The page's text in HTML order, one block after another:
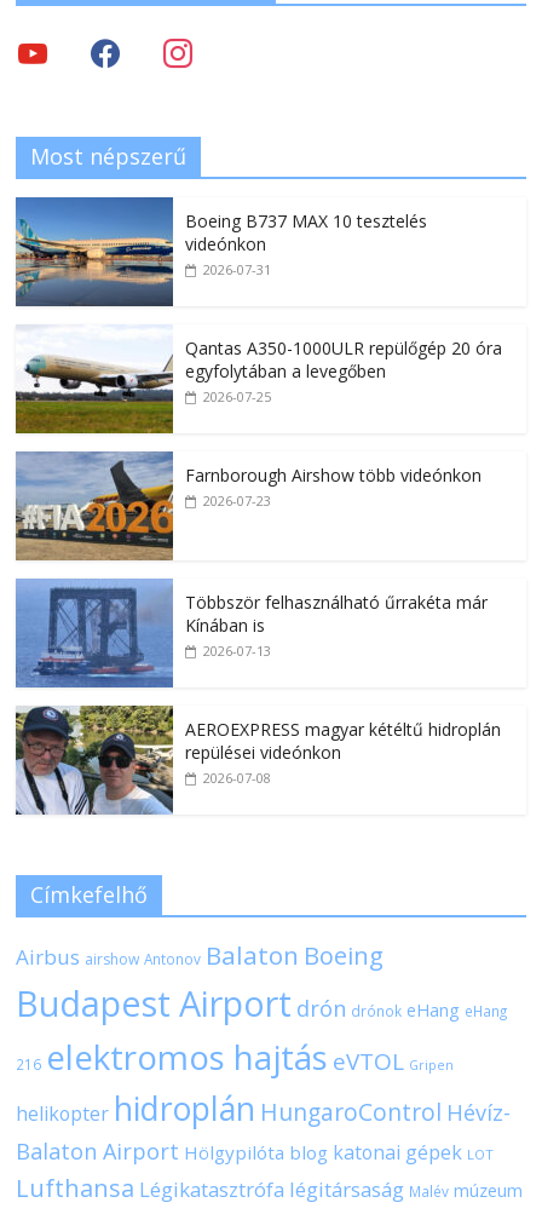
Most népszerű
Boeing B737 MAX 10 tesztelés
videónkon
2026-07-31
Qantas A350-1000ULR repülőgép 20 óra
egyfolytában a levegőben
2026-07-25
Farnborough Airshow több videónkon
2026-07-23
Többször felhasználható űrrakéta már
Kínában is
2026-07-13
AEROEXPRESS magyar kétéltű hidroplán
repülései videónkon
2026-07-08
Címkefelhő
Airbus airshow Antonov Balaton Boeing
Budapest Airport drón drónok eHang eHang
216 elektromos hajtás eVTOL Gripen
helikopter hidroplán HungaroControl Hévíz-
Balaton Airport Hölgypilóta blog katonai gépek LOT
Lufthansa Légikatasztrófa légitársaság Malév múzeum